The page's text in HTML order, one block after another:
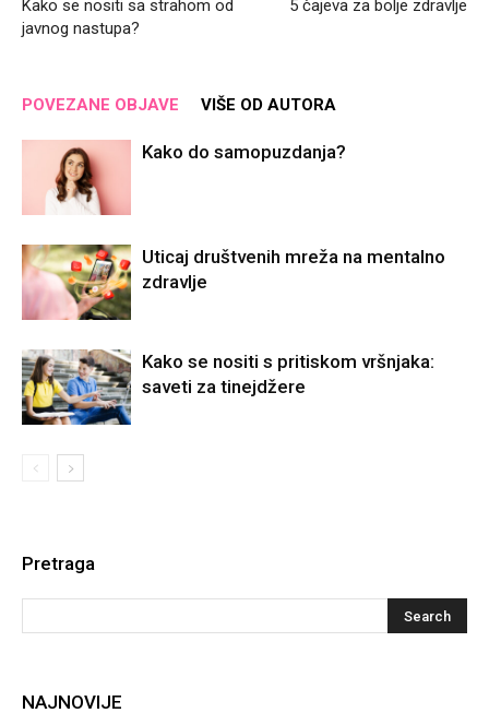
Kako se nositi sa strahom od
javnog nastupa?
5 čajeva za bolje zdravlje
POVEZANE OBJAVE VIŠE OD AUTORA
Kako do samopuzdanja?
Uticaj društvenih mreža na mentalno
zdravlje
Kako se nositi s pritiskom vršnjaka:
saveti za tinejdžere
Pretraga
NAJNOVIJE